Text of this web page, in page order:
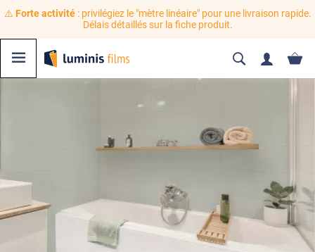
⚠️ Forte activité: privilégiez le "mètre linéaire" pour une livraison rapide.
Délais détaillés sur la fiche produit.